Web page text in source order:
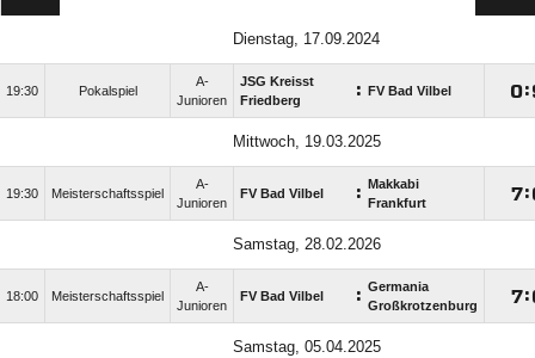
Dienstag, 17.09.2024
19:30 Pokalspiel
A-
Junioren
JSG Kreisst
Friedberg
: FV Bad Vilbel :
Mittwoch, 19.03.2025
19:30 Meisterschaftsspiel
A-
Junioren
FV Bad Vilbel :
Makkabi
Frankfurt
:
Samstag, 28.02.2026
18:00 Meisterschaftsspiel
A-
Junioren
FV Bad Vilbel : Germania
Großkrotzenburg
:
Samstag, 05.04.2025